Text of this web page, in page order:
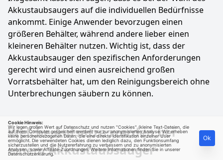
Akkustaubsaugers auf die individuellen Bedürfnisse
ankommt. Einige Anwender bevorzugen einen
größeren Behälter, während andere lieber einen
kleineren Behälter nutzen. Wichtig ist, dass der
Akkustaubsauger den spezifischen Anforderungen
gerecht wird und einen ausreichend großen
Vorratsbehälter hat, um den Reinigungsbereich ohne
Unterbrechungen säubern zu können.
Welche Aufsätze werden bei
einem Akkustaubsauger
Cookie Hinweis:
Wir legen großen Wert auf Datenschutz und nutzen "Cookies" (kleine Text-Dateien, die
auf Ihrem Computer gespeichert werden) nur zur anonymisierten Analyse. Wir erheben
keine personenbezogenen Daten, die eine direkte Identifikation einzelner User
ermöglicht. Die verwendeten Cookies dienen lediglich dazu, den Funktionsumfang
sicherzustellen und die Nutzererfahrung zu verbessern und zu anonymisierten
Analysen, sowie Affiliate-Zuordnungen. Weitere Informationen finden Sie in unserer
Datenschutzerklärung.
Ok